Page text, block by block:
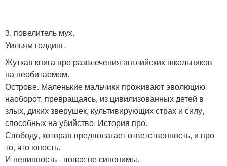
3. повелитель мух.
Уильям голдинг.
Жуткая книга про развлечения английских школьников
на необитаемом.
Острове. Маленькие мальчики проживают эволюцию
наоборот, превращаясь, из цивилизованных детей в
злых, диких зверушек, культивирующих страх и силу,
способных на убийство. История про.
Свободу, которая предполагает ответственность, и про
то, что юность.
И невинность - вовсе не синонимы.